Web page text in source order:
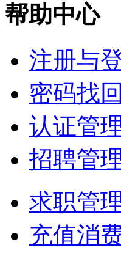
帮助中心
注册与
密码找回
认证管
招聘管
求职管
充值消